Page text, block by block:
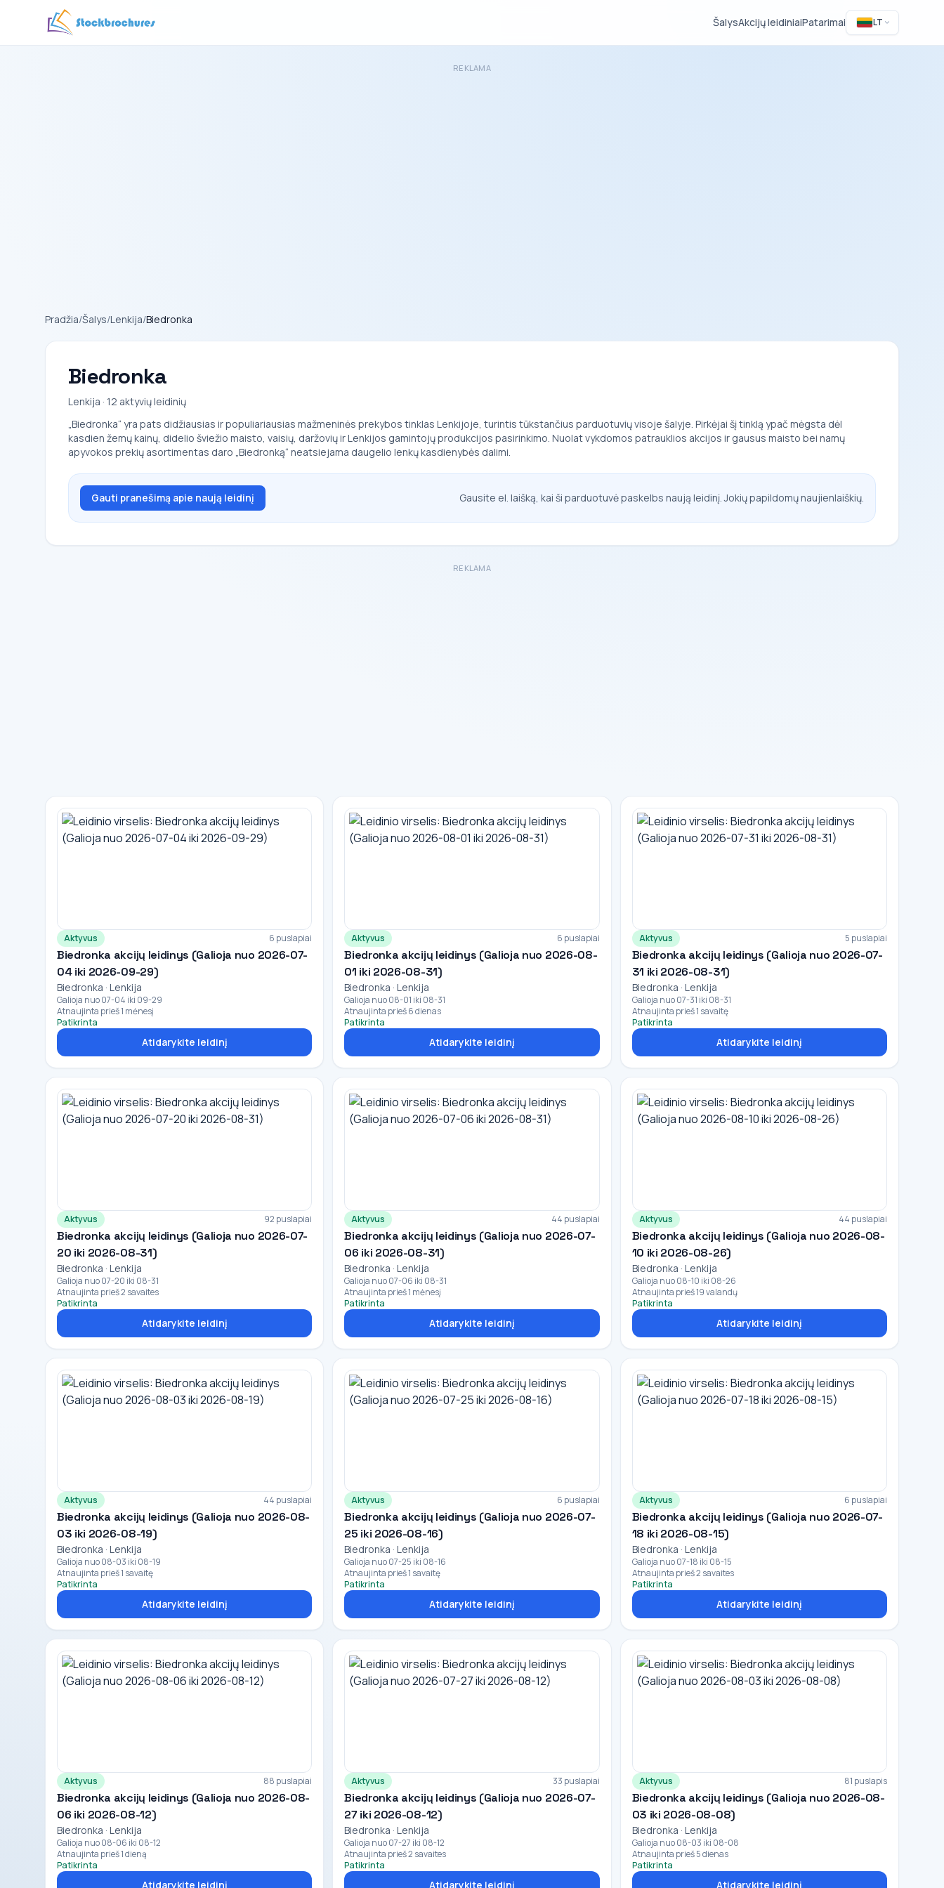
ŠalysAkcijų leidiniaiPatarimai LT
REKLAMA
Pradžia/Šalys/Lenkija/Biedronka
Biedronka
Lenkija · 12 aktyvių leidinių
„Biedronka“ yra pats didžiausias ir populiariausias mažmeninės prekybos tinklas Lenkijoje, turintis tūkstančius parduotuvių visoje šalyje. Pirkėjai šį tinklą ypač mėgsta dėl
kasdien žemų kainų, didelio šviežio maisto, vaisių, daržovių ir Lenkijos gamintojų produkcijos pasirinkimo. Nuolat vykdomos patrauklios akcijos ir gausus maisto bei namų
apyvokos prekių asortimentas daro „Biedronką“ neatsiejama daugelio lenkų kasdienybės dalimi.
Gauti pranešimą apie naują leidinį Gausite el. laišką, kai ši parduotuvė paskelbs naują leidinį. Jokių papildomų naujienlaiškių.
REKLAMA
Aktyvus 6 puslapiai
Biedronka akcijų leidinys (Galioja nuo 2026-07-
04 iki 2026-09-29)
Biedronka · Lenkija
Galioja nuo 07-04 iki 09-29
Atnaujinta prieš 1 mėnesį
Patikrinta
Atidarykite leidinį
Aktyvus 6 puslapiai
Biedronka akcijų leidinys (Galioja nuo 2026-08-
01 iki 2026-08-31)
Biedronka · Lenkija
Galioja nuo 08-01 iki 08-31
Atnaujinta prieš 6 dienas
Patikrinta
Atidarykite leidinį
Aktyvus 5 puslapiai
Biedronka akcijų leidinys (Galioja nuo 2026-07-
31 iki 2026-08-31)
Biedronka · Lenkija
Galioja nuo 07-31 iki 08-31
Atnaujinta prieš 1 savaitę
Patikrinta
Atidarykite leidinį
Aktyvus 92 puslapiai
Biedronka akcijų leidinys (Galioja nuo 2026-07-
20 iki 2026-08-31)
Biedronka · Lenkija
Galioja nuo 07-20 iki 08-31
Atnaujinta prieš 2 savaites
Patikrinta
Atidarykite leidinį
Aktyvus 44 puslapiai
Biedronka akcijų leidinys (Galioja nuo 2026-07-
06 iki 2026-08-31)
Biedronka · Lenkija
Galioja nuo 07-06 iki 08-31
Atnaujinta prieš 1 mėnesį
Patikrinta
Atidarykite leidinį
Aktyvus 44 puslapiai
Biedronka akcijų leidinys (Galioja nuo 2026-08-
10 iki 2026-08-26)
Biedronka · Lenkija
Galioja nuo 08-10 iki 08-26
Atnaujinta prieš 19 valandų
Patikrinta
Atidarykite leidinį
Aktyvus 44 puslapiai
Biedronka akcijų leidinys (Galioja nuo 2026-08-
03 iki 2026-08-19)
Biedronka · Lenkija
Galioja nuo 08-03 iki 08-19
Atnaujinta prieš 1 savaitę
Patikrinta
Atidarykite leidinį
Aktyvus 6 puslapiai
Biedronka akcijų leidinys (Galioja nuo 2026-07-
25 iki 2026-08-16)
Biedronka · Lenkija
Galioja nuo 07-25 iki 08-16
Atnaujinta prieš 1 savaitę
Patikrinta
Atidarykite leidinį
Aktyvus 6 puslapiai
Biedronka akcijų leidinys (Galioja nuo 2026-07-
18 iki 2026-08-15)
Biedronka · Lenkija
Galioja nuo 07-18 iki 08-15
Atnaujinta prieš 2 savaites
Patikrinta
Atidarykite leidinį
Aktyvus 88 puslapiai
Biedronka akcijų leidinys (Galioja nuo 2026-08-
06 iki 2026-08-12)
Biedronka · Lenkija
Galioja nuo 08-06 iki 08-12
Atnaujinta prieš 1 dieną
Patikrinta
Atidarykite leidinį
Aktyvus 33 puslapiai
Biedronka akcijų leidinys (Galioja nuo 2026-07-
27 iki 2026-08-12)
Biedronka · Lenkija
Galioja nuo 07-27 iki 08-12
Atnaujinta prieš 2 savaites
Patikrinta
Atidarykite leidinį
Aktyvus 81 puslapis
Biedronka akcijų leidinys (Galioja nuo 2026-08-
03 iki 2026-08-08)
Biedronka · Lenkija
Galioja nuo 08-03 iki 08-08
Atnaujinta prieš 5 dienas
Patikrinta
Atidarykite leidinį